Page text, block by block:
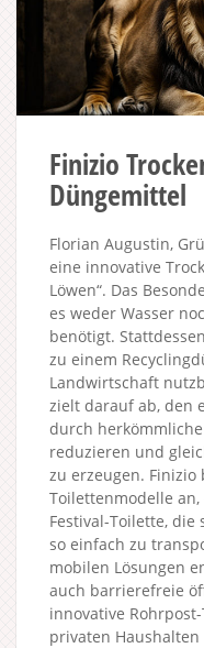
Finizio
Düngemittel
Florian Augustin,
eine innovative
Löwen“. Das
es weder Wasser
benötigt.
zu einem
Landwirtschaft
zielt darauf ab, den
durch
reduzieren und
zu erzeugen.
Toilettenmodelle
Festival-Toilette,
so einfach zu
mobilen Lösungen
auch barrierefreie
innovative
privaten